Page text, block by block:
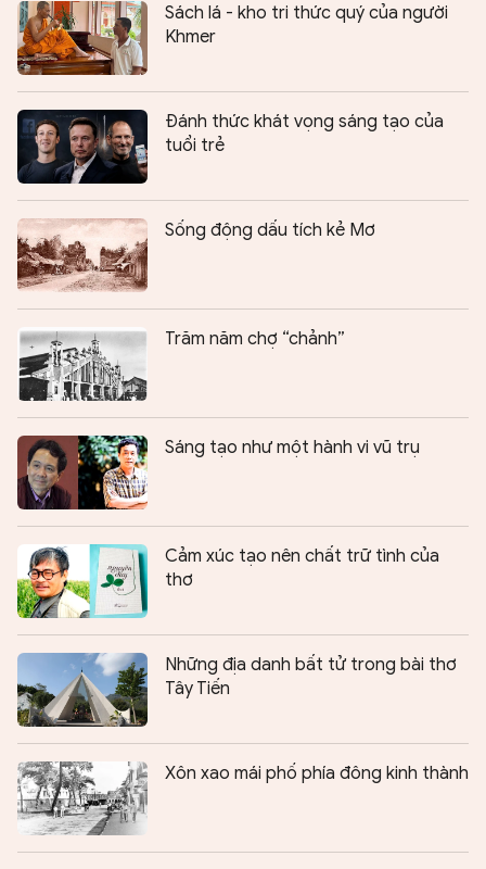
Sách lá - kho tri thức quý của người
Khmer
Đánh thức khát vọng sáng tạo của
tuổi trẻ
Sống động dấu tích kẻ Mơ
Trăm năm chợ “chảnh”
Sáng tạo như một hành vi vũ trụ
Cảm xúc tạo nên chất trữ tình của
thơ
Những địa danh bất tử trong bài thơ
Tây Tiến
Xôn xao mái phố phía đông kinh thành